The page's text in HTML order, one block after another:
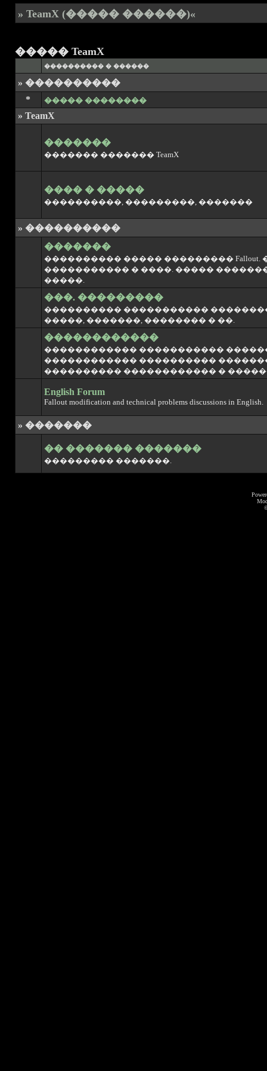
» TeamX (����� ������)«
����� TeamX
���������� � ������
» ����������
*
����� ��������
» TeamX
�������
������� ������� TeamX
���� � �����
����������, ���������, �������
» ����������
�������
���������� ����� ��������� Fallout.
����������� � ����. �����
�����.
���. ���������
���������� �����������
�����, �������, �������� � ��.
������������
������������ �����������
������������ ���������� �������
���������� ������������ �
English Forum
Fallout modification and technical problems discussions in English.
» �������
�� ������� �������
��������� �������.